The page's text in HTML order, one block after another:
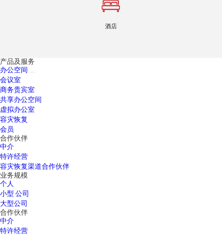
酒店
产品及服务
办公空间
会议室
商务贵宾室
共享办公空间
虚拟办公室
容灾恢复
会员
合作伙伴
中介
特许经营
容灾恢复渠道合作伙伴
业务规模
个人
小型 公司
大型公司
合作伙伴
中介
特许经营